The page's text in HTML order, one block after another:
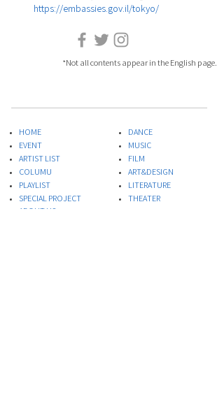
https://embassies.gov.il/tokyo/
HOME
EVENT
ARTIST LIST
COLUMU
PLAYLIST
SPECIAL PROJECT
DANCE
MUSIC
FILM
ART&DESIGN
LITERATURE
THEATER
ABOUT US
*Not all contents appear in the English page.